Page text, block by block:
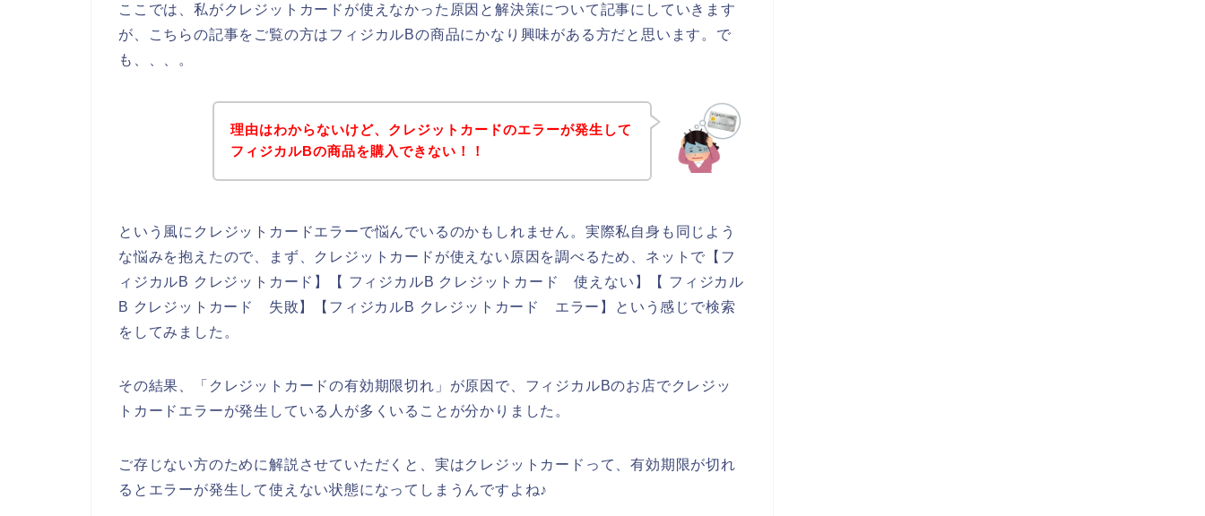
ここでは、私がクレジットカードが使えなかった原因と解決策について記事にしていきます
が、こちらの記事をご覧の方はフィジカルBの商品にかなり興味がある方だと思います。で
も、、、。
理由はわからないけど、クレジットカードのエラーが発生して
フィジカルBの商品を購入できない！！
という風にクレジットカードエラーで悩んでいるのかもしれません。実際私自身も同じよう
な悩みを抱えたので、まず、クレジットカードが使えない原因を調べるため、ネットで【フ
ィジカルB クレジットカード】【 フィジカルB クレジットカード 使えない】【 フィジカル
B クレジットカード 失敗】【フィジカルB クレジットカード エラー】という感じで検索
をしてみました。
その結果、「クレジットカードの有効期限切れ」が原因で、フィジカルBのお店でクレジッ
トカードエラーが発生している人が多くいることが分かりました。
ご存じない方のために解説させていただくと、実はクレジットカードって、有効期限が切れ
るとエラーが発生して使えない状態になってしまうんですよね♪